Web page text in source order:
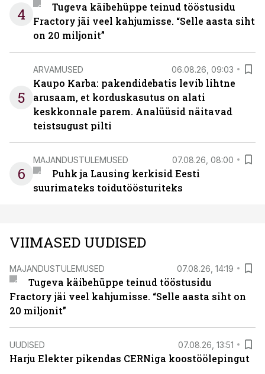
4
Tugeva käibehüppe teinud tööstusidu
Fractory jäi veel kahjumisse. “Selle aasta siht
on 20 miljonit”
5
ARVAMUSED 06.08.26, 09:03
Kaupo Karba: pakendidebatis levib lihtne
arusaam, et korduskasutus on alati
keskkonnale parem. Analüüsid näitavad
teistsugust pilti
6
MAJANDUSTULEMUSED 07.08.26, 08:00
Puhk ja Lausing kerkisid Eesti
suurimateks toidutöösturiteks
VIIMASED UUDISED
MAJANDUSTULEMUSED 07.08.26, 14:19
Tugeva käibehüppe teinud tööstusidu
Fractory jäi veel kahjumisse. “Selle aasta siht on
20 miljonit”
UUDISED 07.08.26, 13:51
Harju Elekter pikendas CERNiga koostöölepingut